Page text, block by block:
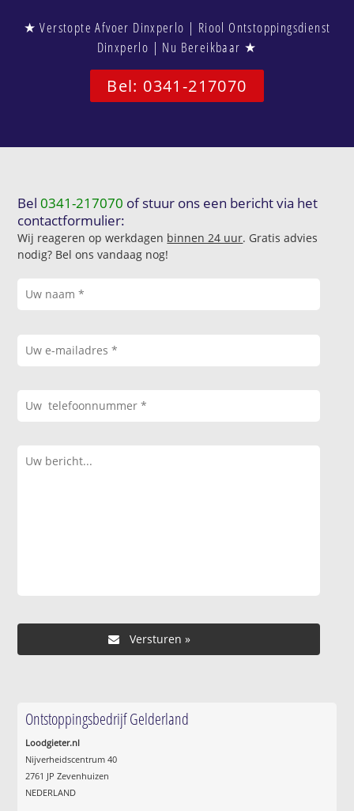
★ Verstopte Afvoer Dinxperlo | Riool Ontstoppingsdienst
Dinxperlo | Nu Bereikbaar ★
Bel: 0341-217070
Bel0341-217070 of stuur ons een bericht via het
contactformulier:
Wij reageren op werkdagen binnen 24 uur. Gratis advies
nodig? Bel ons vandaag nog!
Ontstoppingsbedrijf Gelderland
Loodgieter.nl
Nijverheidscentrum 40
2761 JP Zevenhuizen
NEDERLAND